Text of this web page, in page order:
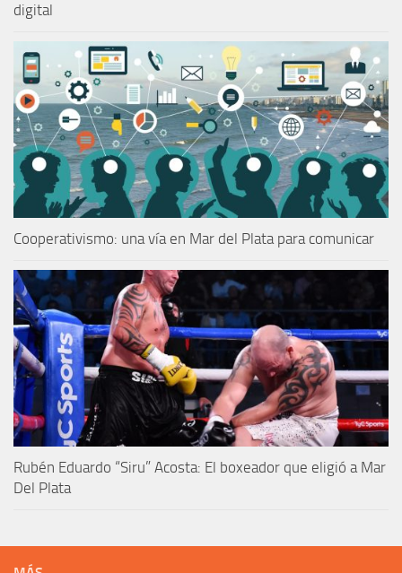
digital
Cooperativismo: una vía en Mar del Plata para comunicar
Rubén Eduardo “Siru” Acosta: El boxeador que eligió a Mar
Del Plata